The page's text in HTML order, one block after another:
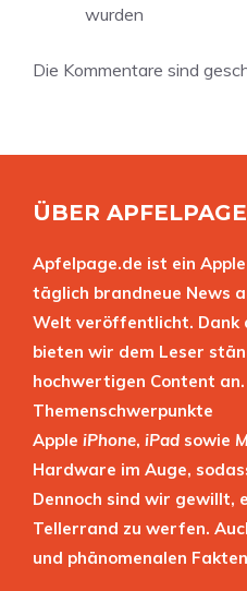
wurden
Die Kommentare sind
ÜBER
Apfelpage.de ist ein
täglich brandneue News
Welt veröffentlicht. Dank
bieten wir dem Leser
hochwertigen Content
Themenschwerpunkte
Apple iPhone, iPad sowie
Hardware im Auge,
Dennoch sind wir gewillt,
Tellerrand zu werfen.
und phänomenalen